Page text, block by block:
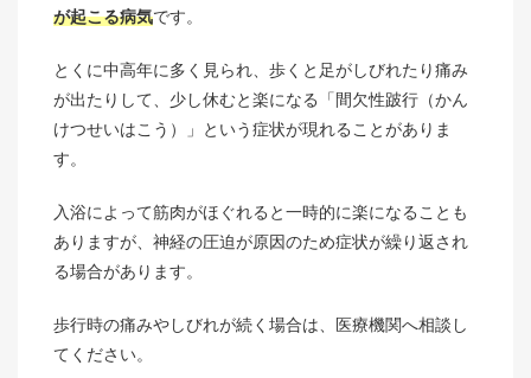
が起こる病気です。
とくに中高年に多く見られ、歩くと足がしびれたり痛み
が出たりして、少し休むと楽になる「間欠性跛行（かん
けつせいはこう）」という症状が現れることがありま
す。
入浴によって筋肉がほぐれると一時的に楽になることも
ありますが、神経の圧迫が原因のため症状が繰り返され
る場合があります。
歩行時の痛みやしびれが続く場合は、医療機関へ相談し
てください。